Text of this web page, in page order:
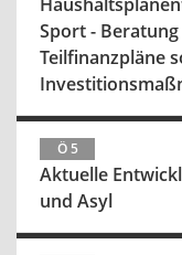
Sport -
Teilfinanzpläne
Ö 5
Aktuelle
und Asyl